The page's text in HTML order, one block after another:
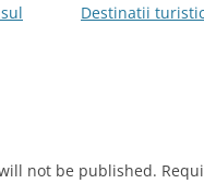
Destinatii
not be published.